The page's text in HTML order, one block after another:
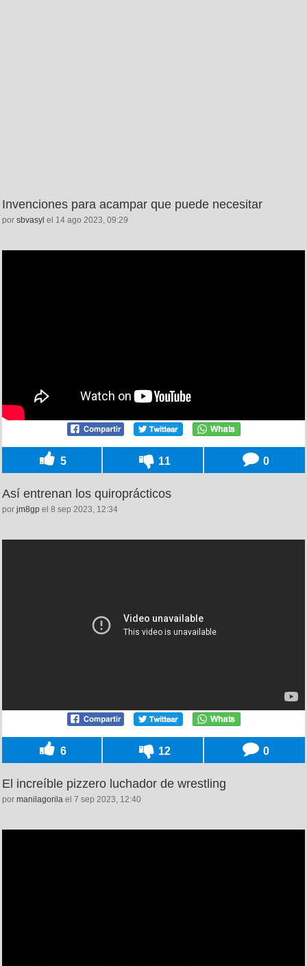
Invenciones para acampar que puede necesitar
por sbvasyl el 14 ago 2023, 09:29
5 11 0
Así entrenan los quiroprácticos
por jm8gp el 8 sep 2023, 12:34
6 12 0
El increíble pizzero luchador de wrestling
por manilagorila el 7 sep 2023, 12:40